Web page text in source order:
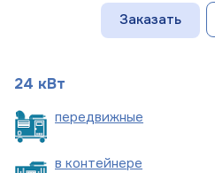
Заказать
24 кВт
передвижные
в контейнере